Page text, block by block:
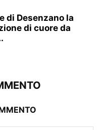
di Desenzano la
di cuore da